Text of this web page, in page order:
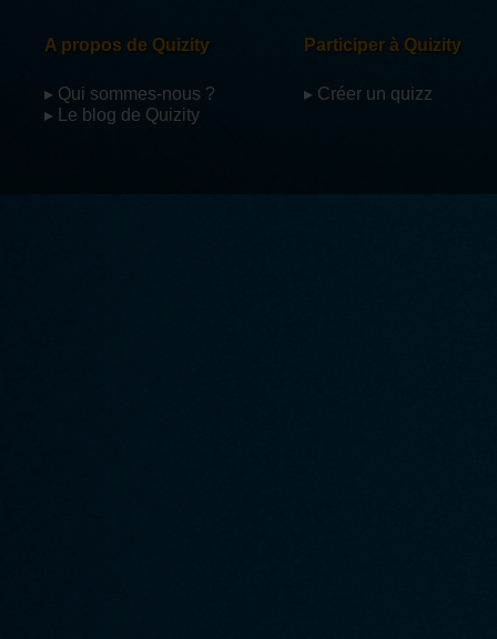
A propos de Quizity
▸ Qui sommes-nous ?
▸ Le blog de Quizity
Participer à Quizity
▸ Créer un quizz